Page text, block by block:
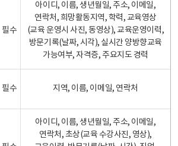
필수
아이디, 이름, 생년월일, 주소, 이메일,
연락처, 희망활동지역, 학력, 교육영상
(교육 운영시 사진, 동영상), 교육운영이력,
방문기록(날짜, 시각), 실시간 양방향교육
가능여부, 자격증, 주요지도 경력
필수 지역, 이름, 이메일, 연락처
아이디, 이름, 생년월일, 주소, 이메일,
연락처, 초상(교육 수강사진, 영상),